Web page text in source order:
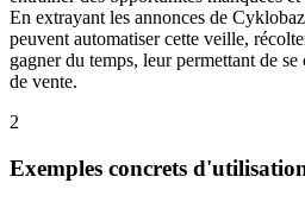
En extrayant les annonces de
peuvent automatiser cette veille,
gagner du temps, leur permettant de
de vente.
2
Exemples concrets